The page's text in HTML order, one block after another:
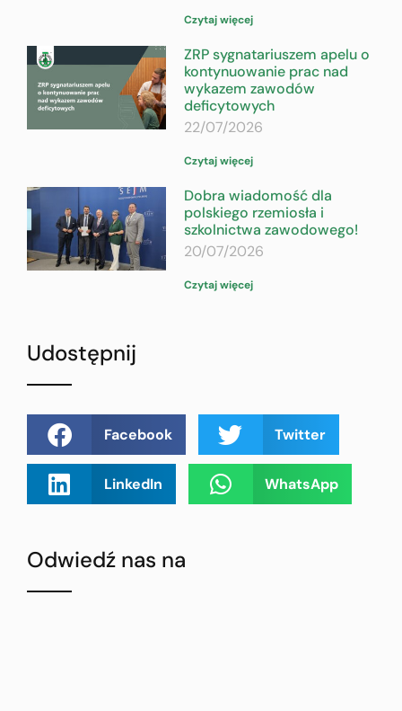
Czytaj więcej
ZRP sygnatariuszem apelu o
kontynuowanie prac nad
wykazem zawodów
deficytowych
22/07/2026
Czytaj więcej
Dobra wiadomość dla
polskiego rzemiosła i
szkolnictwa zawodowego!
20/07/2026
Czytaj więcej
Udostępnij
Facebook Twitter
LinkedIn WhatsApp
Odwiedź nas na